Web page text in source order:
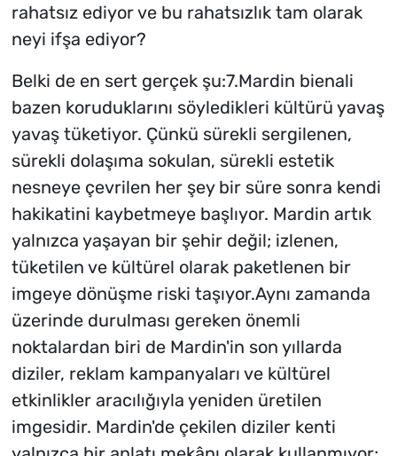
rahatsız ediyor ve bu rahatsızlık tam olarak
neyi ifşa ediyor?
Belki de en sert gerçek şu:7.Mardin bienali
bazen koruduklarını söyledikleri kültürü yavaş
yavaş tüketiyor. Çünkü sürekli sergilenen,
sürekli dolaşıma sokulan, sürekli estetik
nesneye çevrilen her şey bir süre sonra kendi
hakikatini kaybetmeye başlıyor. Mardin artık
yalnızca yaşayan bir şehir değil; izlenen,
tüketilen ve kültürel olarak paketlenen bir
imgeye dönüşme riski taşıyor.Aynı zamanda
üzerinde durulması gereken önemli
noktalardan biri de Mardin'in son yıllarda
diziler, reklam kampanyaları ve kültürel
etkinlikler aracılığıyla yeniden üretilen
imgesidir. Mardin'de çekilen diziler kenti